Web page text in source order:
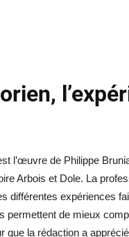
l’œuvre de Philippe
Arbois et Dole. La
différentes expériences
de mieux
que la rédaction a